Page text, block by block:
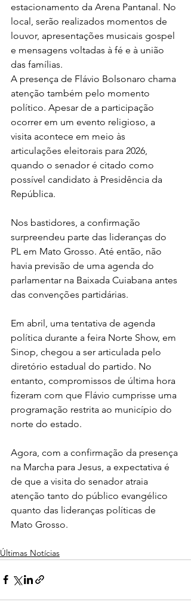
estacionamento da Arena Pantanal. No
local, serão realizados momentos de
louvor, apresentações musicais gospel
e mensagens voltadas à fé e à união
das famílias.
A presença de Flávio Bolsonaro chama
atenção também pelo momento
político. Apesar de a participação
ocorrer em um evento religioso, a
visita acontece em meio às
articulações eleitorais para 2026,
quando o senador é citado como
possível candidato à Presidência da
República.
Nos bastidores, a confirmação
surpreendeu parte das lideranças do
PL em Mato Grosso. Até então, não
havia previsão de uma agenda do
parlamentar na Baixada Cuiabana antes
das convenções partidárias.
Em abril, uma tentativa de agenda
política durante a feira Norte Show, em
Sinop, chegou a ser articulada pelo
diretório estadual do partido. No
entanto, compromissos de última hora
fizeram com que Flávio cumprisse uma
programação restrita ao município do
norte do estado.
Agora, com a confirmação da presença
na Marcha para Jesus, a expectativa é
de que a visita do senador atraia
atenção tanto do público evangélico
quanto das lideranças políticas de
Mato Grosso.
Últimas Notícias